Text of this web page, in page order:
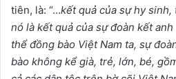
tiên, là: “…kết quả của sự hy
nó là kết quả của sự đoàn kết
thể đồng bào Việt Nam ta, sự
bào không kể già, trẻ, lớn, bé,